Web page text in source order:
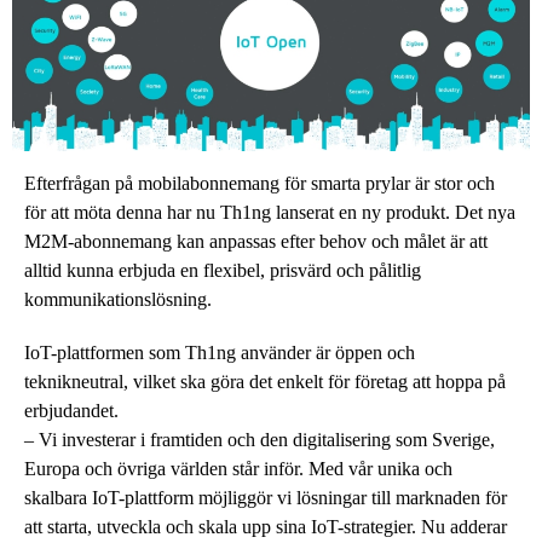
Efterfrågan på mobilabonnemang för smarta prylar är stor och
för att möta denna har nu Th1ng lanserat en ny produkt. Det nya
M2M-abonnemang kan anpassas efter behov och målet är att
alltid kunna erbjuda en flexibel, prisvärd och pålitlig
kommunikationslösning.
IoT-plattformen som Th1ng använder är öppen och
teknikneutral, vilket ska göra det enkelt för företag att hoppa på
erbjudandet.
– Vi investerar i framtiden och den digitalisering som Sverige,
Europa och övriga världen står inför. Med vår unika och
skalbara IoT-plattform möjliggör vi lösningar till marknaden för
att starta, utveckla och skala upp sina IoT-strategier. Nu adderar